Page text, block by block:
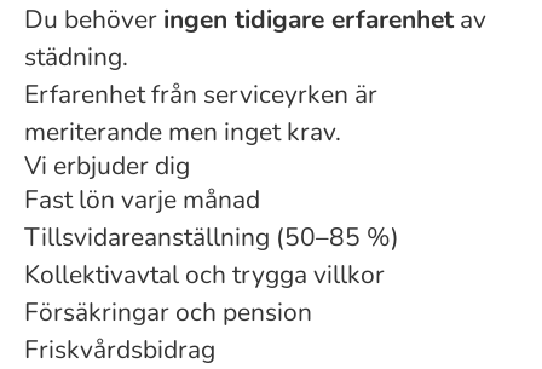
Du behöver ingen tidigare erfarenhetav
städning.
Erfarenhet från serviceyrken är
meriterande men inget krav.
Vi erbjuder dig
Fast lön varje månad
Tillsvidareanställning (50–85 %)
Kollektivavtal och trygga villkor
Försäkringar och pension
Friskvårdsbidrag